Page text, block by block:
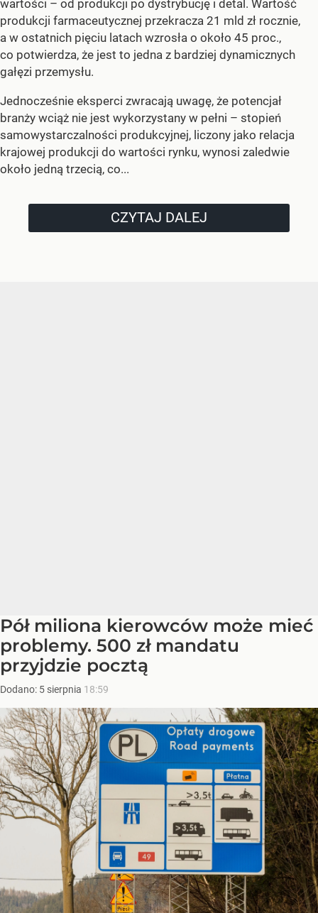
wartości – od produkcji po dystrybucję i detal. Wartość
produkcji farmaceutycznej przekracza 21 mld zł rocznie,
a w ostatnich pięciu latach wzrosła o około 45 proc.,
co potwierdza, że jest to jedna z bardziej dynamicznych
gałęzi przemysłu.
Jednocześnie eksperci zwracają uwagę, że potencjał
branży wciąż nie jest wykorzystany w pełni – stopień
samowystarczalności produkcyjnej, liczony jako relacja
krajowej produkcji do wartości rynku, wynosi zaledwie
około jedną trzecią, co...
CZYTAJ DALEJ
Pół miliona kierowców może mieć
problemy. 500 zł mandatu
przyjdzie pocztą
Dodano: 5 sierpnia 18:59